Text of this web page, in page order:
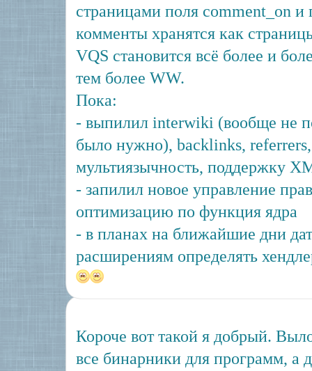
страницами поля comment_on и
комменты хранятся как
VQS становится всё более и
тем более WW.
Пока:
- выпилил interwiki (вообще не
было нужно), backlinks,
мультиязычность, поддержку
- запилил новое управление
оптимизацию по функция ядра
- в планах на ближайшие дни
расширениям определять
Короче вот такой я добрый.
все бинарники для программ, а